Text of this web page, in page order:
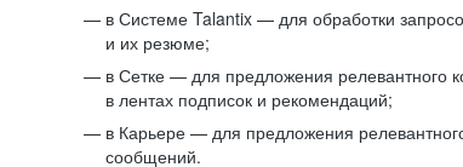
в Системе Talantix — для обработки
и их резюме;
в Сетке — для предложения релевантного
в лентах подписок и рекомендаций;
в Карьере — для предложения
сообщений.